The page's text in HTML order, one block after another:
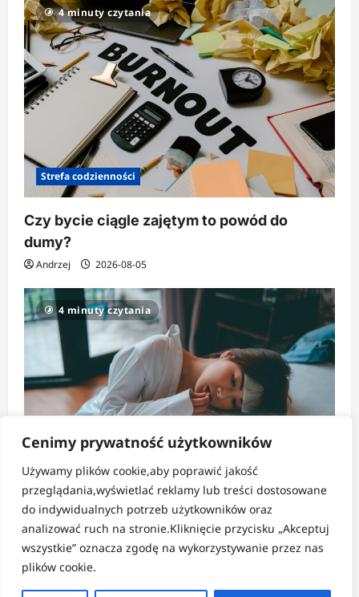
Cenimy prywatność użytkowników
Używamy plików cookie,aby poprawić jakość
przeglądania,wyświetlać reklamy lub treści dostosowane
do indywidualnych potrzeb użytkowników oraz
analizować ruch na stronie.Kliknięcie przycisku „Akceptuj
wszystkie” oznacza zgodę na wykorzystywanie przez nas
plików cookie.
4 minuty czytania
Strefa codzienności
Czy bycie ciągle zajętym to powód do
dumy?
Andrzej 2026-08-05
4 minuty czytania
Strefa zdrowia
Ciche i ignorowane objawy ukrytego
odwodnienia organizmu
Andrzej